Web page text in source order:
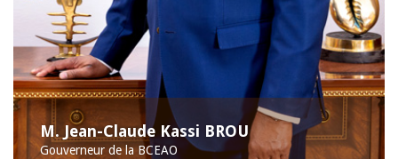
M. Jean-Claude Kassi BROU
Gouverneur de la BCEAO